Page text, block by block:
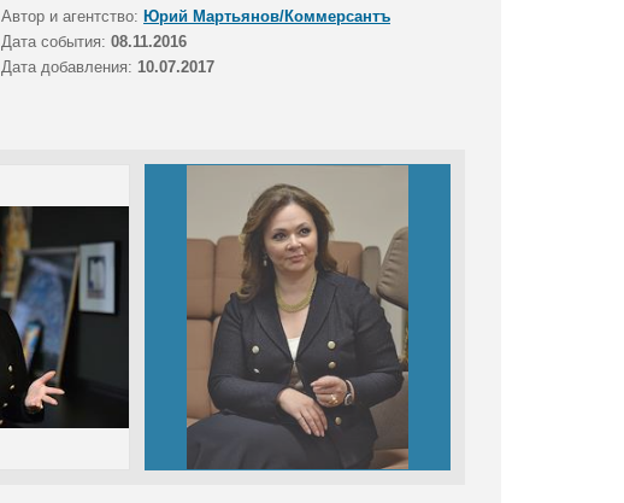
Автор и агентство: Юрий Мартьянов/Коммерсантъ
Дата события: 08.11.2016
Дата добавления: 10.07.2017